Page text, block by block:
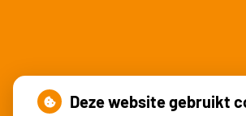
Deze website gebruikt